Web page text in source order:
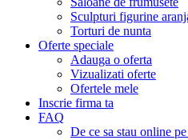
Sculpturi figurine
Torturi de nunta
Oferte speciale
Adauga o oferta
Vizualizati oferte
Ofertele mele
Inscrie firma ta
FAQ
De ce sa stau online